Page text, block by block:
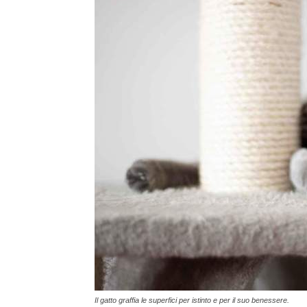
Il gatto graffia le superfici per istinto e per il suo benessere.